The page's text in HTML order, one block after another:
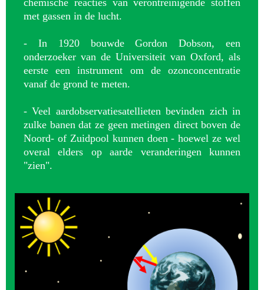
met gassen in de lucht.
- In 1920 bouwde Gordon Dobson, een
onderzoeker van de Universiteit van Oxford, als
eerste een instrument om de ozonconcentratie
vanaf de grond te meten.
- Veel aardobservatiesatellieten bevinden zich in
zulke banen dat ze geen metingen direct boven de
Noord- of Zuidpool kunnen doen - hoewel ze wel
overal elders op aarde veranderingen kunnen
"zien".